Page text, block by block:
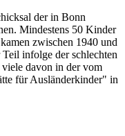
der in Bonn
Mindestens 50 Kinder
zwischen 1940 und
infolge der schlechten
davon in der vom
für Ausländerkinder" in